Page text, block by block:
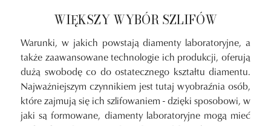
WIĘKSZY WYBÓR SZLIFÓW
Warunki, w jakich powstają diamenty laboratoryjne, a
także zaawansowane technologie ich produkcji, oferują
dużą swobodę co do ostatecznego kształtu diamentu.
Najważniejszym czynnikiem jest tutaj wyobraźnia osób,
które zajmują się ich szlifowaniem - dzięki sposobowi, w
jaki są formowane, diamenty laboratoryjne mogą mieć